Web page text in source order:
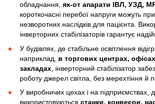
обладнання, як-от апарати ІВЛ, УЗД,
короткочасні перебої напруги можуть
незворотних наслідків для пацієнта.
інверторних стабілізаторів гарантує
У будівлях, де стабільне освітлення
наприклад, в торгових центрах,
закладах , інверторний стабілізатор
роботу джерел світла, без мерехтіння й
У виробничих цехах і на підприємствах,
використовуються станки, конвеєри,